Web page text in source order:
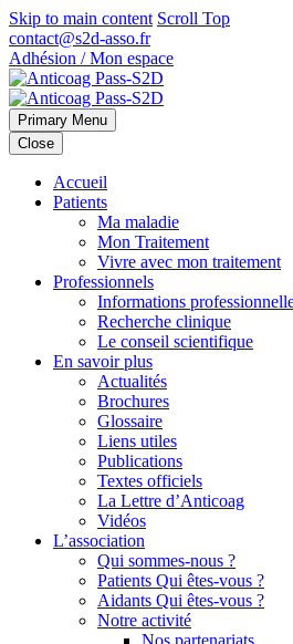
Skip to main content Scroll Top
contact@s2d-asso.fr
Adhésion / Mon espace
Primary Menu
Close
Accueil
Patients
Ma maladie
Mon Traitement
Vivre avec mon traitement
Professionnels
Informations
Recherche clinique
Le conseil scientifique
En savoir plus
Actualités
Brochures
Glossaire
Liens utiles
Publications
Textes officiels
La Lettre d’Anticoag
Vidéos
L’association
Qui sommes-nous ?
Patients Qui êtes-vous ?
Aidants Qui êtes-vous ?
Notre activité
Nos partenariats